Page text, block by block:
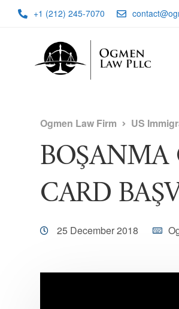
+1 (212) 245-7070
Ogmen Law Firm US
CARD
25 December 2018